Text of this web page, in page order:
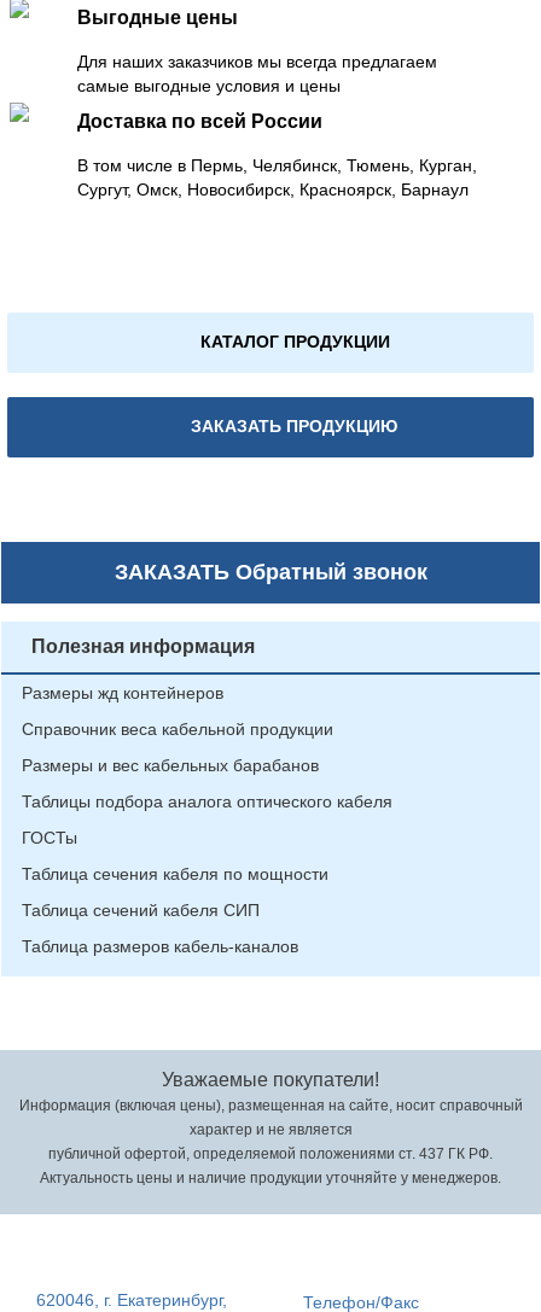
Выгодные цены
Для наших заказчиков мы всегда предлагаем
самые выгодные условия и цены
Доставка по всей России
В том числе в Пермь, Челябинск, Тюмень, Курган,
Сургут, Омск, Новосибирск, Красноярск, Барнаул
КАТАЛОГ ПРОДУКЦИИ
ЗАКАЗАТЬ ПРОДУКЦИЮ
ЗАКАЗАТЬОбратный звонок
Полезная информация
Размеры жд контейнеров
Справочник веса кабельной продукции
Размеры и вес кабельных барабанов
Таблицы подбора аналога оптического кабеля
ГОСТы
Таблица сечения кабеля по мощности
Таблица сечений кабеля СИП
Таблица размеров кабель-каналов
Уважаемые покупатели!
Информация (включая цены), размещенная на сайте, носит справочный
характер и не является
публичной офертой, определяемой положениями ст. 437 ГК РФ.
Актуальность цены и наличие продукции уточняйте у менеджеров.
620046, г. Екатеринбург, Телефон/Факс